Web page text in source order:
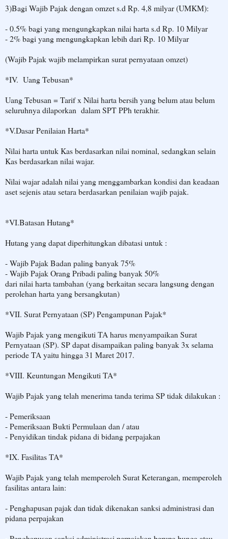
3)Bagi Wajib Pajak dengan omzet s.d Rp. 4,8 milyar (UMKM):
- 0.5% bagi yang mengungkapkan nilai harta s.d Rp. 10 Milyar
- 2% bagi yang mengungkapkan lebih dari Rp. 10 Milyar
(Wajib Pajak wajib melampirkan surat pernyataan omzet)
*IV. Uang Tebusan*
Uang Tebusan = Tarif x Nilai harta bersih yang belum atau belum
seluruhnya dilaporkan dalam SPT PPh terakhir.
*V.Dasar Penilaian Harta*
Nilai harta untuk Kas berdasarkan nilai nominal, sedangkan selain
Kas berdasarkan nilai wajar.
Nilai wajar adalah nilai yang menggambarkan kondisi dan keadaan
aset sejenis atau setara berdasarkan penilaian wajib pajak.
*VI.Batasan Hutang*
Hutang yang dapat diperhitungkan dibatasi untuk :
- Wajib Pajak Badan paling banyak 75%
- Wajib Pajak Orang Pribadi paling banyak 50%
dari nilai harta tambahan (yang berkaitan secara langsung dengan
perolehan harta yang bersangkutan)
*VII. Surat Pernyataan (SP) Pengampunan Pajak*
Wajib Pajak yang mengikuti TA harus menyampaikan Surat
Pernyataan (SP). SP dapat disampaikan paling banyak 3x selama
periode TA yaitu hingga 31 Maret 2017.
*VIII. Keuntungan Mengikuti TA*
Wajib Pajak yang telah menerima tanda terima SP tidak dilakukan :
- Pemeriksaan
- Pemeriksaan Bukti Permulaan dan / atau
- Penyidikan tindak pidana di bidang perpajakan
*IX. Fasilitas TA*
Wajib Pajak yang telah memperoleh Surat Keterangan, memperoleh
fasilitas antara lain:
- Penghapusan pajak dan tidak dikenakan sanksi administrasi dan
pidana perpajakan